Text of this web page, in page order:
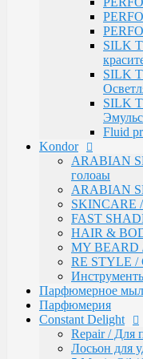
Pre-
Styling
BARBER &
C-Line /
Лаки для
Oxigent /
Delight
Краска для
Crema
кашемиром
Olio
Delightex /
Крио Терапия
SPA /
Серия
Intensive
Bio Flowers
Be Wavy /
Одноразовая
Lador
Бальзамы и
Защита,
SILK
SILK
SILK
Fluid
Kondor
ARABIAN
голоаы
ARABIAN
SKINCARE
FAST
HAIR &
MY BEARD
RE STYLE /
Парфюмерное
Парфюмерия
Constant Delight
Repair / Для
Лосьон для